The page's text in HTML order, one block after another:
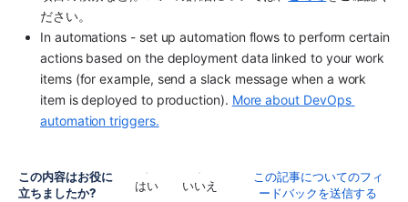
ださい。
In automations - set up automation flows to perform certain
actions based on the deployment data linked to your work
items (for example, send a slack message when a work
item is deployed to production). More about DevOps
automation triggers.
この内容はお役に
立ちましたか?
はい いいえ
この記事についてのフィ
ードバックを送信する